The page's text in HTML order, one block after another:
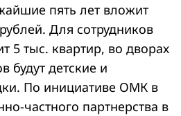
пять лет вложит
Для сотрудников
5 тыс. квартир, во дворах
будут детские и
По инициативе ОМК в
частного партнерства в